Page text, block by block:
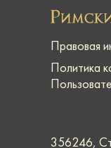
Правовая
Политика
356246,